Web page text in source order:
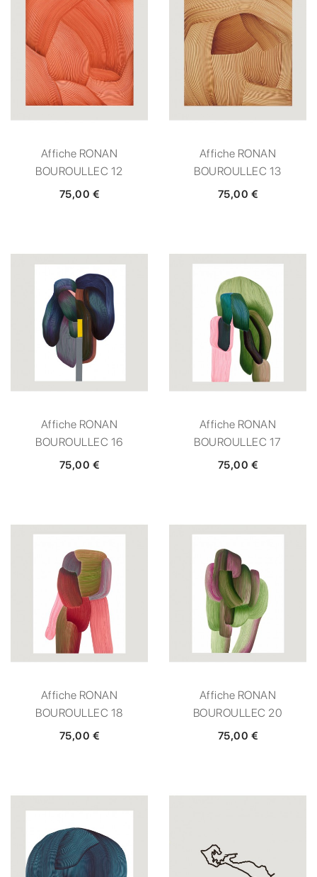
Affiche RONAN
BOUROULLEC 12
75,00 €
Affiche RONAN
BOUROULLEC 13
75,00 €
Affiche RONAN
BOUROULLEC 16
75,00 €
Affiche RONAN
BOUROULLEC 17
75,00 €
Affiche RONAN
BOUROULLEC 18
75,00 €
Affiche RONAN
BOUROULLEC 20
75,00 €